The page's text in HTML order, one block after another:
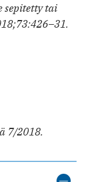
sepitetty tai
7/2018.